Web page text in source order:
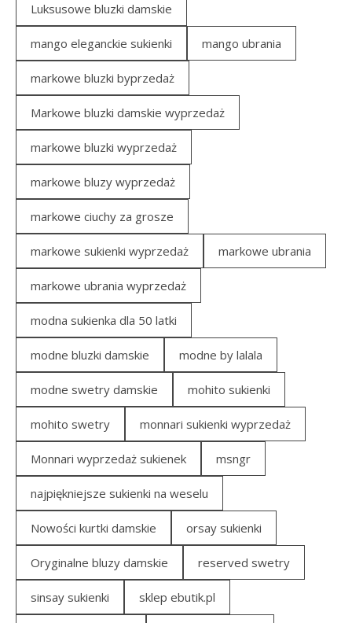
Luksusowe bluzki damskie
mango eleganckie sukienki mango ubrania
markowe bluzki byprzedaż
Markowe bluzki damskie wyprzedaż
markowe bluzki wyprzedaż
markowe bluzy wyprzedaż
markowe ciuchy za grosze
markowe sukienki wyprzedaż markowe ubrania
markowe ubrania wyprzedaż
modna sukienka dla 50 latki
modne bluzki damskie modne by lalala
modne swetry damskie mohito sukienki
mohito swetry monnari sukienki wyprzedaż
Monnari wyprzedaż sukienek msngr
najpiękniejsze sukienki na weselu
Nowości kurtki damskie orsay sukienki
Oryginalne bluzy damskie reserved swetry
sinsay sukienki sklep ebutik.pl